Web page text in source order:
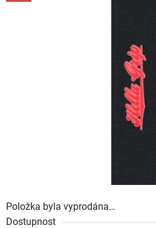
Položka byla vyprodána…
Dostupnost